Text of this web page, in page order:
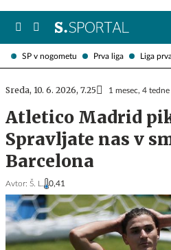
SP v nogometu Prva liga Liga
Sreda, 10. 6. 2026, 7.25 1 mesec, 4 tedne
Atletico Madrid
Spravljate nas v
Barcelona
Avtor: Š. L. 0,41